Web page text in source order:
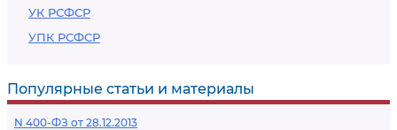
УК РСФСР
УПК РСФСР
Популярные статьи и материалы
N 400-ФЗ от 28.12.2013